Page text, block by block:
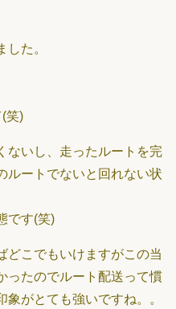
た。
笑)
ないし、走ったルートを完
ルートでないと回れない状
です(笑)
どこでもいけますがこの当
ったのでルート配送って慣
がとても強いですね。。